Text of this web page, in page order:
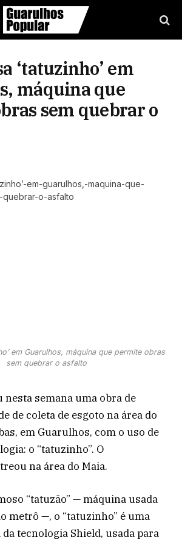
‘tatuzinho’ em
máquina que
sem quebrar o
em Guarulhos, máquina que permite obras
sem quebrar o asfalto
nesta semana uma obra de
de coleta de esgoto na área do
em Guarulhos, com o uso de
o “tatuzinho”. O
na área do Maia.
“tatuzão” — máquina usada
metrô —, o “tatuzinho” é uma
tecnologia Shield, usada para